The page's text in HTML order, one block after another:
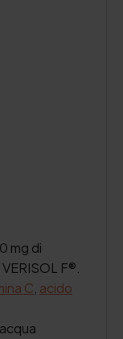
mg di
VERISOL F®.
C acido